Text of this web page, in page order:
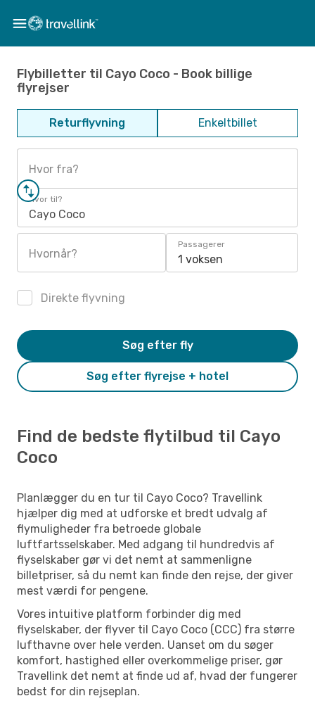
Flybilletter til Cayo Coco - Book billige
flyrejser
Returflyvning Enkeltbillet
Hvor fra?
Hvor til?
Cayo Coco
Hvornår?
Passagerer
1 voksen
Direkte flyvning
Søg efter flyrejse + hotel
Søg efter fly
Find de bedste flytilbud til Cayo
Coco
Planlægger du en tur til Cayo Coco? Travellink
hjælper dig med at udforske et bredt udvalg af
flymuligheder fra betroede globale
luftfartsselskaber. Med adgang til hundredvis af
flyselskaber gør vi det nemt at sammenligne
billetpriser, så du nemt kan finde den rejse, der giver
mest værdi for pengene.
Vores intuitive platform forbinder dig med
flyselskaber, der flyver til Cayo Coco (CCC) fra større
lufthavne over hele verden. Uanset om du søger
komfort, hastighed eller overkommelige priser, gør
Travellink det nemt at finde ud af, hvad der fungerer
bedst for din rejseplan.